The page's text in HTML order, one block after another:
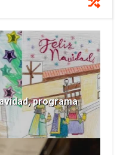
programa